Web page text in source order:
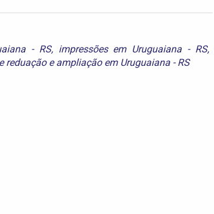
- RS, impressões em Uruguaiana - RS,
reduação e ampliação em Uruguaiana - RS